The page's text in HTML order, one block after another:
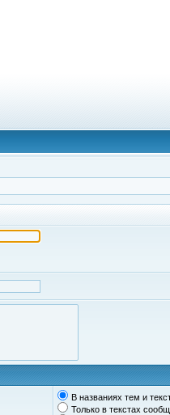
В названиях тем и
Только в текстах